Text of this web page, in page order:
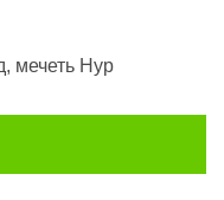
мечеть Нур